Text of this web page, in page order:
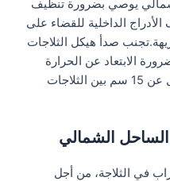
يوصي بضرورة تنظيف
الداخلية للقضاء على
صدأ هيكل الثلاجات
الابتعاد عن الحرارة
والمياه، كما يجب ترك مسافة لا تقل عن 15 سم بين الثلاجات
الشمالي
في الثلاجة، من أجل